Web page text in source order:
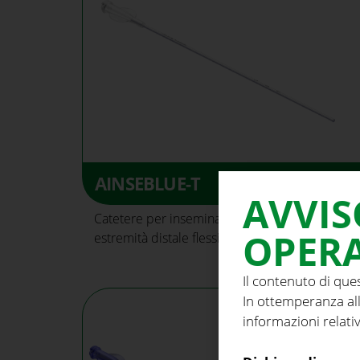
AINSEBLUE-T
Catetere per inseminazione intrauterina con
estremità distale flessibile.
Il contenuto di
In ottemperanza
informazioni